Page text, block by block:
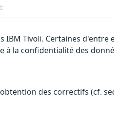
Tivoli. Certaines
à la confidentialité des
des correctifs (cf.